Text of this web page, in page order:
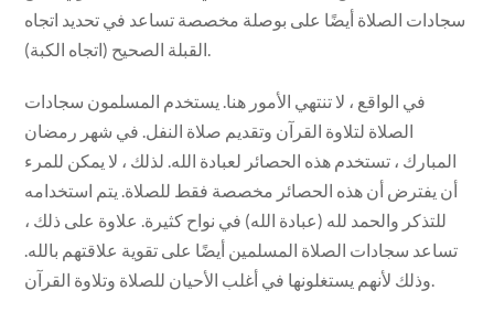
سجادات الصلاة أيضًا على بوصلة مخصصة تساعد في تحديد اتجاه
القبلة الصحيح (اتجاه الكبة).
في الواقع ، لا تنتهي الأمور هنا. يستخدم المسلمون سجادات
الصلاة لتلاوة القرآن وتقديم صلاة النفل. في شهر رمضان
المبارك ، تستخدم هذه الحصائر لعبادة الله. لذلك ، لا يمكن للمرء
أن يفترض أن هذه الحصائر مخصصة فقط للصلاة. يتم استخدامه
للتذكر والحمد لله (عبادة الله) في نواح كثيرة. علاوة على ذلك ،
تساعد سجادات الصلاة المسلمين أيضًا على تقوية علاقتهم بالله.